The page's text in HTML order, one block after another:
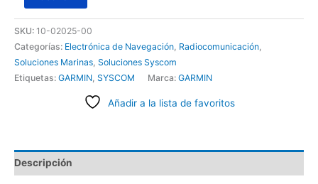
SKU: 10-02025-00
Categorías: Electrónica de Navegación, Radiocomunicación,
Soluciones Marinas, Soluciones Syscom
Etiquetas: GARMIN, SYSCOM Marca: GARMIN
Añadir a la lista de favoritos
Descripción